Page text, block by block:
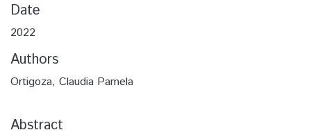
Date
2022
Authors
Ortigoza, Claudia Pamela
Abstract